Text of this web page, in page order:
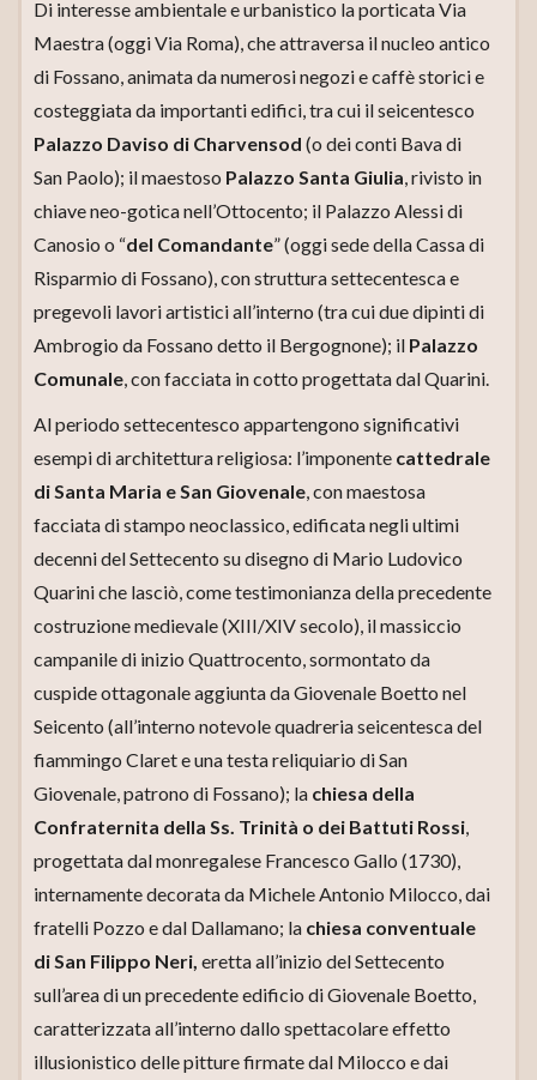
Di interesse ambientale e urbanistico la porticata Via
Maestra (oggi Via Roma), che attraversa il nucleo antico
di Fossano, animata da numerosi negozi e caffè storici e
costeggiata da importanti edifici, tra cui il seicentesco
Palazzo Daviso di Charvensod (o dei conti Bava di
San Paolo); il maestoso Palazzo Santa Giulia, rivisto in
chiave neo-gotica nell’Ottocento; il Palazzo Alessi di
Canosio o “del Comandante” (oggi sede della Cassa di
Risparmio di Fossano), con struttura settecentesca e
pregevoli lavori artistici all’interno (tra cui due dipinti di
Ambrogio da Fossano detto il Bergognone); il Palazzo
Comunale, con facciata in cotto progettata dal Quarini.
Al periodo settecentesco appartengono significativi
esempi di architettura religiosa: l’imponente cattedrale
di Santa Maria e San Giovenale, con maestosa
facciata di stampo neoclassico, edificata negli ultimi
decenni del Settecento su disegno di Mario Ludovico
Quarini che lasciò, come testimonianza della precedente
costruzione medievale (XIII/XIV secolo), il massiccio
campanile di inizio Quattrocento, sormontato da
cuspide ottagonale aggiunta da Giovenale Boetto nel
Seicento (all’interno notevole quadreria seicentesca del
fiammingo Claret e una testa reliquiario di San
Giovenale, patrono di Fossano); la chiesa della
Confraternita della Ss. Trinità o dei Battuti Rossi,
progettata dal monregalese Francesco Gallo (1730),
internamente decorata da Michele Antonio Milocco, dai
fratelli Pozzo e dal Dallamano; la chiesa conventuale
di San Filippo Neri, eretta all’inizio del Settecento
sull’area di un precedente edificio di Giovenale Boetto,
caratterizzata all’interno dallo spettacolare effetto
illusionistico delle pitture firmate dal Milocco e dai